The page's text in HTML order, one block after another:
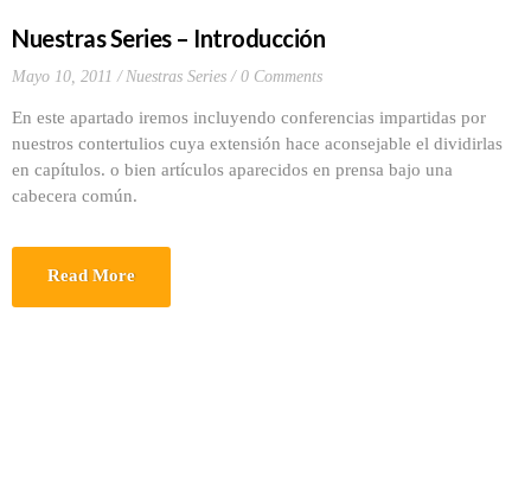
Nuestras Series – Introducción
Mayo 10, 2011 Nuestras Series 0 Comments
En este apartado iremos incluyendo conferencias impartidas por
nuestros contertulios cuya extensión hace aconsejable el dividirlas
en capítulos. o bien artículos aparecidos en prensa bajo una
cabecera común.
Read More